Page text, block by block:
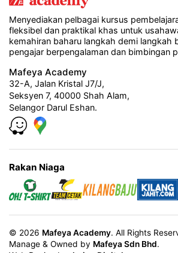
Menyediakan pelbagai kursus
fleksibel dan praktikal khas untuk
kemahiran baharu langkah demi langkah
pengajar berpengalaman dan bimbingan
Mafeya Academy
32-A, Jalan Kristal J7/J,
Seksyen 7, 40000 Shah Alam,
Selangor Darul Eshan.
Rakan Niaga
© 2026 Mafeya Academy. All Rights
Manage & Owned by Mafeya Sdn Bhd.